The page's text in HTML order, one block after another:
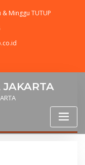
& Minggu TUTUP
JAKARTA